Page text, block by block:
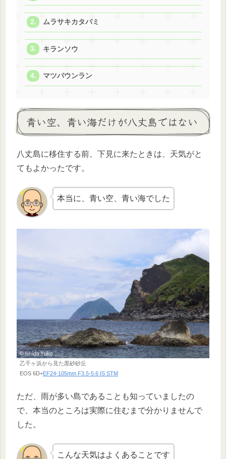
ムラサキカタバミ
キランソウ
マツバウンラン
青い空、青い海だけが八丈島ではない
八丈島に移住する前、下見に来たときは、天気がと
てもよかったです。
本当に、青い空、青い海でした
乙千ヶ浜から見た黒砂砂丘
EOS 6D+EF24-105mm F3.5-5.6 IS STM
ただ、雨が多い島であることも知っていましたの
で、本当のところは実際に住むまで分かりませんで
した。
こんな天気はよくあることです